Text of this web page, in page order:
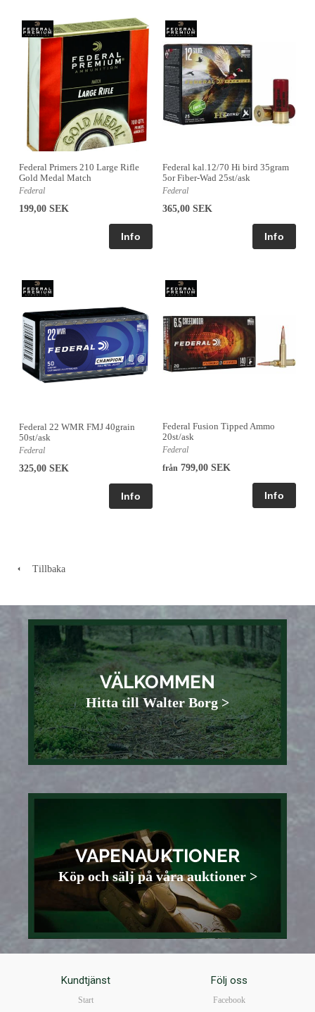
Federal Primers 210 Large Rifle
Gold Medal Match
Federal
199,00 SEK
Federal kal.12/70 Hi bird 35gram
5or Fiber-Wad 25st/ask
Federal
365,00 SEK
Federal 22 WMR FMJ 40grain
50st/ask
Federal
325,00 SEK
Federal Fusion Tipped Ammo
20st/ask
Federal
från 799,00 SEK
Tillbaka
VÄLKOMMEN
Hitta till Walter Borg >
VAPENAUKTIONER
Köp och sälj på våra auktioner >
Kundtjänst
Start
Följ oss
Facebook